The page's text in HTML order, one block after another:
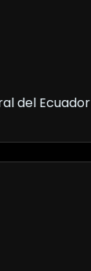
del Ecuador